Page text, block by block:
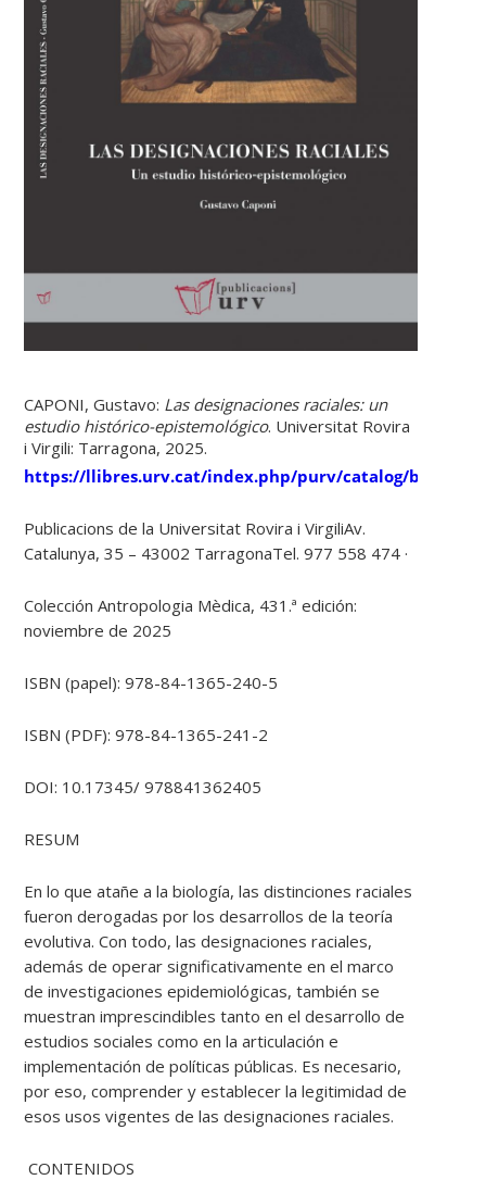
CAPONI, Gustavo: Las designaciones raciales: un
estudio histórico-epistemológico. Universitat Rovira
i Virgili: Tarragona, 2025.
https://llibres.urv.cat/index.php/purv/catalog/book/622
Publicacions de la Universitat Rovira i VirgiliAv.
Catalunya, 35 – 43002 TarragonaTel. 977 558 474 ·
Colección Antropologia Mèdica, 431.ª edición:
noviembre de 2025
ISBN (papel): 978-84-1365-240-5
ISBN (PDF): 978-84-1365-241-2
DOI: 10.17345/ 978841362405
RESUM
En lo que atañe a la biología, las distinciones raciales
fueron derogadas por los desarrollos de la teoría
evolutiva. Con todo, las designaciones raciales,
además de operar significativamente en el marco
de investigaciones epidemiológicas, también se
muestran imprescindibles tanto en el desarrollo de
estudios sociales como en la articulación e
implementación de políticas públicas. Es necesario,
por eso, comprender y establecer la legitimidad de
esos usos vigentes de las designaciones raciales.
CONTENIDOS